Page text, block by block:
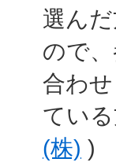
選ん
ので
合わ
てい
(株) )